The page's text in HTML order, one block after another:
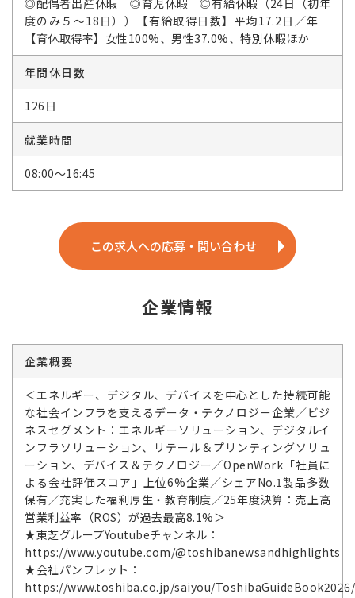
◎配偶者出産休暇 ◎育児休暇 ◎有給休暇（24日（初年
度のみ５～18日））【有給取得日数】平均17.2日／年
【育休取得率】女性100%、男性37.0%、特別休暇ほか
年間休日数
126日
就業時間
08:00～16:45
この求人への応募・問い合わせ
企業情報
企業概要
＜エネルギー、デジタル、デバイスを中心とした持続可能
な社会インフラを支えるデータ・テクノロジー企業／ビジ
ネスセグメント：エネルギーソリューション、デジタルイ
ンフラソリューション、リテール＆プリンティングソリュ
ーション、デバイス＆テクノロジー／OpenWork「社員に
よる会社評価スコア」上位6%企業／シェアNo.1製品多数
保有／充実した福利厚生・教育制度／25年度決算：売上高
営業利益率（ROS）が過去最高8.1%＞
★東芝グループYoutubeチャンネル：
https://www.youtube.com/@toshibanewsandhighlights
★会社パンフレット：
https://www.toshiba.co.jp/saiyou/